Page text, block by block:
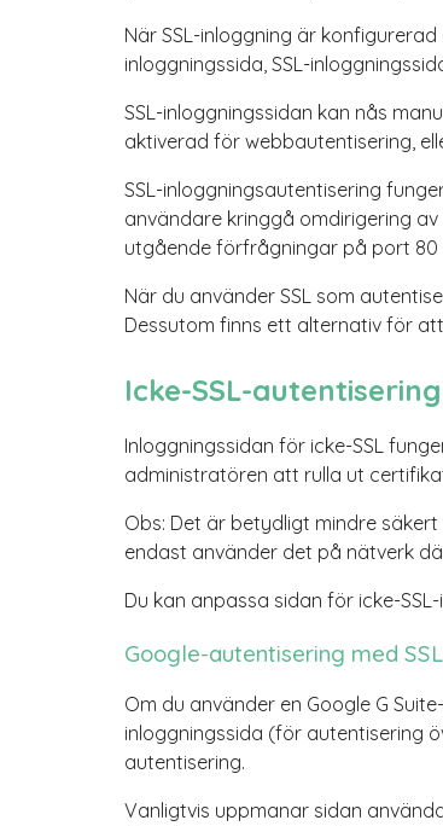
När SSL-inloggning är
inloggningssida, SSL-
SSL-inloggningssidan kan nås
aktiverad för webbautentisering,
SSL-inloggningsautentisering
användare kringgå omdirigering
utgående förfrågningar på port 80
När du använder SSL som
Dessutom finns ett alternativ för
Icke-SSL-autentisering
Inloggningssidan för icke-SSL
administratören att rulla ut
Obs: Det är betydligt mindre
endast använder det på nätverk
Du kan anpassa sidan för icke-
Google-autentisering med
Om du använder en Google G
inloggningssida (för autentisering
autentisering.
Vanligtvis uppmanar sidan